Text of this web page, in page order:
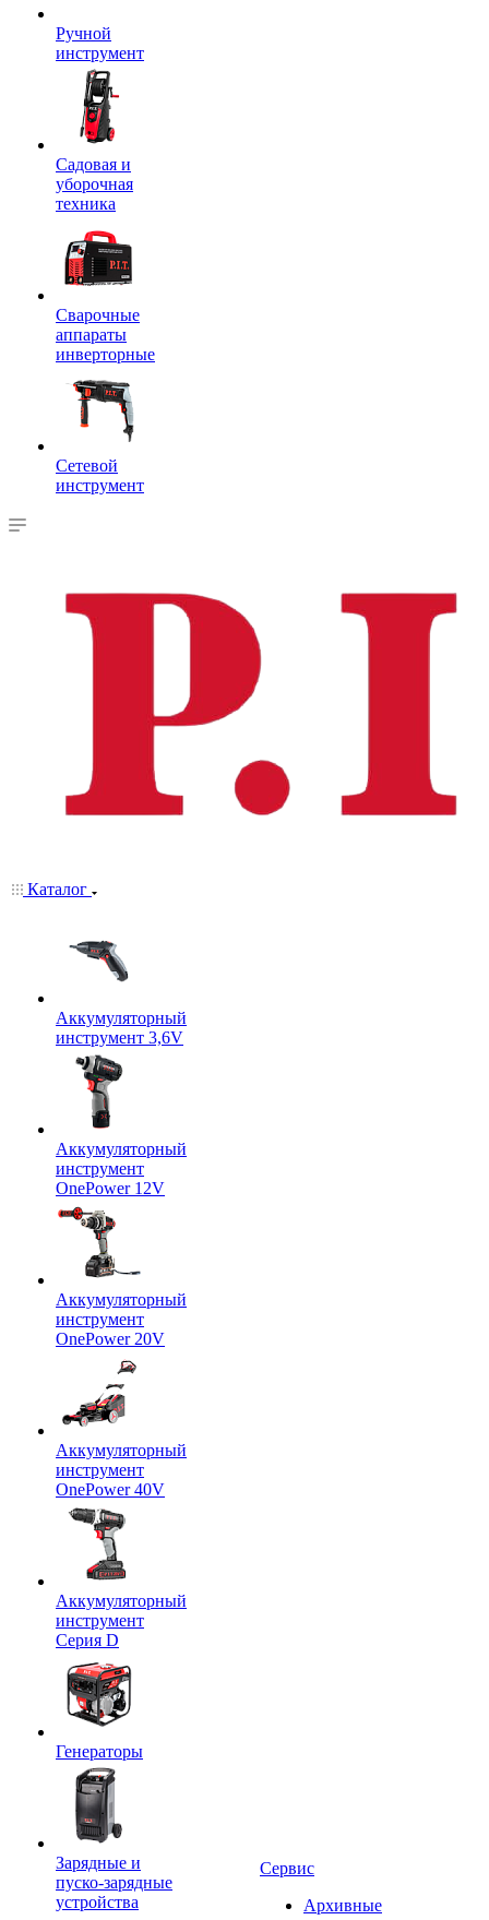
Ручной
инструмент
Садовая и
уборочная
техника
Сварочные
аппараты
инверторные
Сетевой
инструмент
Каталог
Аккумуляторный
инструмент 3,6V
Аккумуляторный
инструмент
OnePower 12V
Аккумуляторный
инструмент
OnePower 20V
Аккумуляторный
инструмент
OnePower 40V
Аккумуляторный
инструмент
Серия D
Генераторы
Зарядные и
пуско-зарядные
устройства
Сервис
Архивные